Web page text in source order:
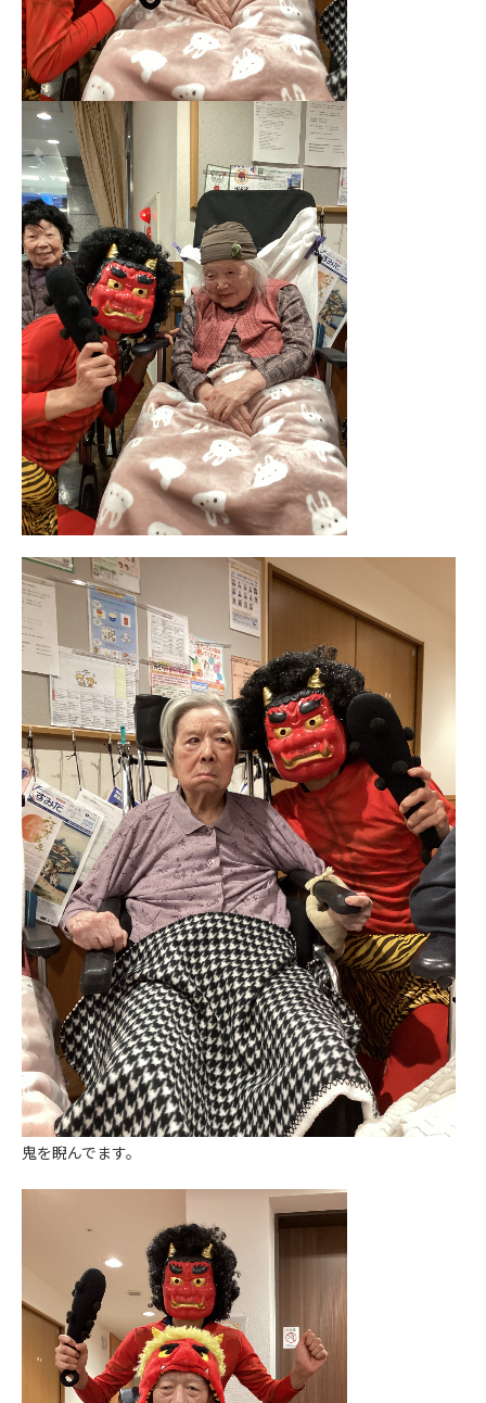
鬼を睨んでます。